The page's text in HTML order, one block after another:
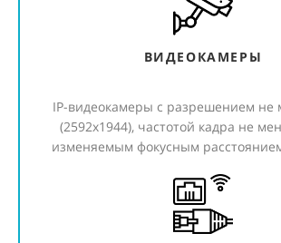
ВИДЕОКАМЕРЫ
IP-видеокамеры с разрешением
(2592х1944), частотой кадра не
изменяемым фокусным